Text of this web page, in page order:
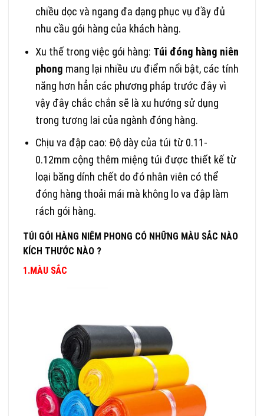
chiều dọc và ngang đa dạng phục vụ đầy đủ
nhu cầu gói hàng của khách hàng.
Xu thế trong việc gói hàng: Túi đóng hàng niên
phong mang lại nhiều ưu điểm nổi bật, các tính
năng hơn hẳn các phương pháp trước đây vì
vậy đây chắc chắn sẽ là xu hướng sử dụng
trong tương lai của ngành đóng hàng.
Chịu va đập cao: Độ dày của túi từ 0.11-
0.12mm cộng thêm miệng túi được thiết kế từ
loại băng dính chết do đó nhân viên có thể
đóng hàng thoải mái mà không lo va đập làm
rách gói hàng.
TÚI GÓI HÀNG NIÊM PHONG CÓ NHỮNG MÀU SẮC NÀO
KÍCH THƯỚC NÀO ?
1.MÀU SẮC